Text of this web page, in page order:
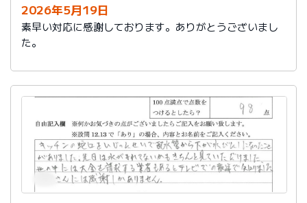
2026年5月19日
素早い対応に感謝しております。ありがとうございまし
た。